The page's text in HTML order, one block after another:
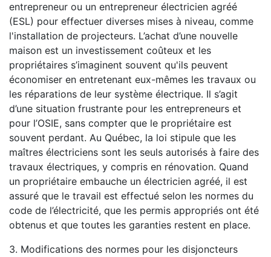
entrepreneur ou un entrepreneur électricien agréé
(ESL) pour effectuer diverses mises à niveau, comme
l'installation de projecteurs. L’achat d’une nouvelle
maison est un investissement coûteux et les
propriétaires s’imaginent souvent qu'ils peuvent
économiser en entretenant eux-mêmes les travaux ou
les réparations de leur système électrique. Il s’agit
d’une situation frustrante pour les entrepreneurs et
pour l’OSIE, sans compter que le propriétaire est
souvent perdant. Au Québec, la loi stipule que les
maîtres électriciens sont les seuls autorisés à faire des
travaux électriques, y compris en rénovation. Quand
un propriétaire embauche un électricien agréé, il est
assuré que le travail est effectué selon les normes du
code de l’électricité, que les permis appropriés ont été
obtenus et que toutes les garanties restent en place.
3. Modifications des normes pour les disjoncteurs